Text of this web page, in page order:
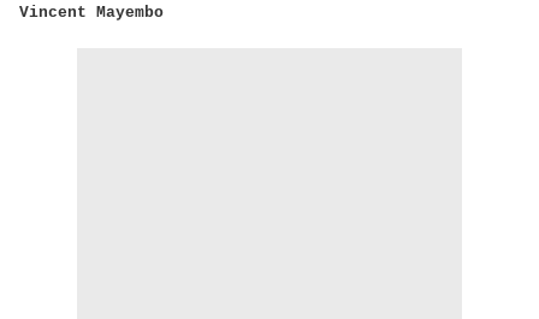
Vincent Mayembo